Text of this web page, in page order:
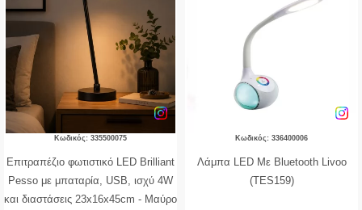
Κωδικός: 335500075
Επιτραπέζιο φωτιστικό LED Brilliant
Pesso με μπαταρία, USB, ισχύ 4W
και διαστάσεις 23x16x45cm - Μαύρο
Κωδικός: 336400006
Λάμπα LED Με Bluetooth Livoo
(TES159)